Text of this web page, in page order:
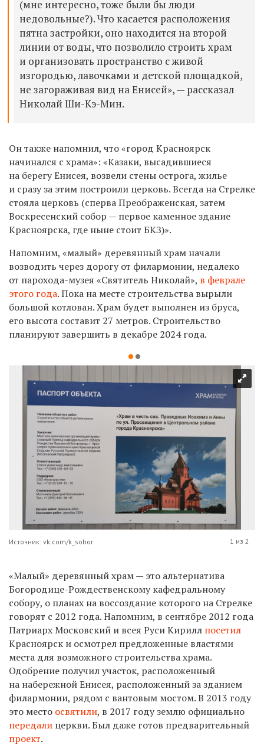
(мне интересно, тоже были бы люди
недовольные?). Что касается расположения
пятна застройки, оно находится на второй
линии от воды, что позволило строить храм
и организовать пространство с живой
изгородью, лавочками и детской площадкой,
не загораживая вид на Енисей», — рассказал
Николай Ши-Кэ-Мин.
Он также напомнил, что «город Красноярск
начинался с храма»: «Казаки, высадившиеся
на берегу Енисея, возвели стены острога, жилье
и сразу за этим построили церковь. Всегда на Стрелке
стояла церковь (сперва Преображенская, затем
Воскресенский собор — первое каменное здание
Красноярска, где ныне стоит БКЗ)».
Напомним, «малый» деревянный храм начали
возводить через дорогу от филармонии, недалеко
от парохода-музея «Святитель Николай», в феврале
этого года. Пока на месте строительства вырыли
большой котлован.Храм будет выполнен из бруса,
его высота составит 27 метров. Строительство
планируют завершить в декабре 2024 года.
Источник: vk.com/k_sobor 1 из 2
«Малый» деревянный храм — это альтернатива
Богородице-Рождественскому кафедральному
собору, о планах на воссоздание которого на Стрелке
говорят с 2012 года. Напомним, в сентябре 2012 года
Патриарх Московский и всея Руси Кирилл посетил
Красноярск и осмотрел предложенные властями
места для возможного строительства храма.
Одобрение получил участок, расположенный
на набережной Енисея, расположенный за зданием
филармонии, рядом с вантовым мостом. В 2013 году
это место освятили, в 2017 году землю официально
передали церкви. Был даже готов предварительный
проект.